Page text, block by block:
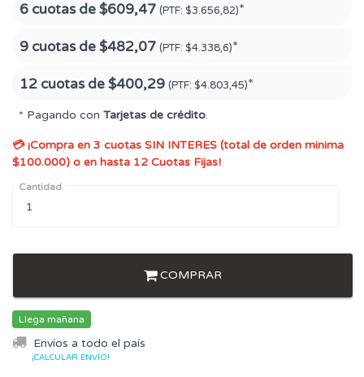
6 cuotas de$609,47 (PTF: $3.656,82)*
9 cuotas de$482,07 (PTF: $4.338,6)*
12 cuotas de$400,29 (PTF: $4.803,45)*
* Pagando con Tarjetas de crédito.
💳 ¡Compra en 3 cuotas SIN INTERES (total de orden minima
$100.000) o en hasta 12 Cuotas Fijas!
Cantidad
COMPRAR
Llega mañana
Envíos a todo el país
¡CALCULAR ENVÍO!